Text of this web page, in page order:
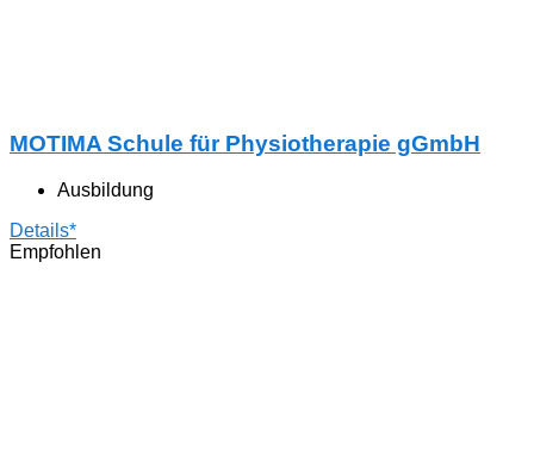
MOTIMA Schule für Physiotherapie gGmbH
Ausbildung
Details*
Empfohlen